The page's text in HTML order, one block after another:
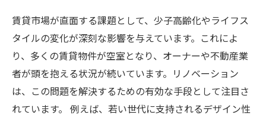
賃貸市場が直面する課題として、少子高齢化やライフス
タイルの変化が深刻な影響を与えています。これによ
り、多くの賃貸物件が空室となり、オーナーや不動産業
者が頭を抱える状況が続いています。リノベーション
は、この問題を解決するための有効な手段として注目さ
れています。 例えば、若い世代に支持されるデザイン性